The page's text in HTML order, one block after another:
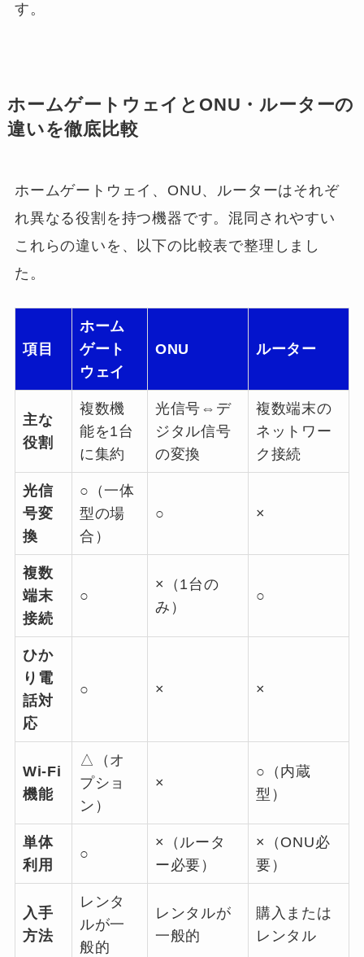
す。
ホームゲートウェイとONU・ルーターの
違いを徹底比較
ホームゲートウェイ、ONU、ルーターはそれぞ
れ異なる役割を持つ機器です。混同されやすい
これらの違いを、以下の比較表で整理しまし
た。
項目
ホーム
ゲート
ウェイ
ONU ルーター
主な
役割
複数機
能を1台
に集約
光信号⇔デ
ジタル信号
の変換
複数端末の
ネットワー
ク接続
光信
号変
換
○（一体
型の場
合）
○ ×
複数
端末
接続
○
×（1台の
み）
○
ひか
り電
話対
応
○ × ×
Wi-Fi
機能
△（オ
プショ
ン）
×
○（内蔵
型）
単体
利用
○
×（ルータ
ー必要）
×（ONU必
要）
入手
方法
レンタ
ルが一
般的
レンタルが
一般的
購入または
レンタル